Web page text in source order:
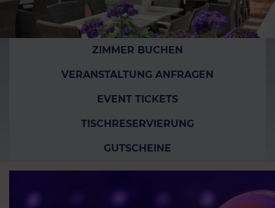
ZIMMER BUCHEN
VERANSTALTUNG ANFRAGEN
EVENT TICKETS
TISCHRESERVIERUNG
GUTSCHEINE